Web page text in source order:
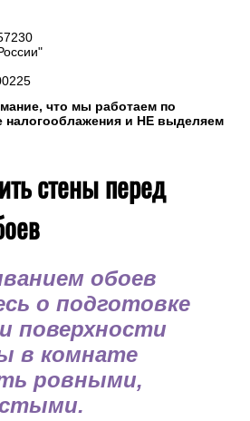
что мы работаем по
налогооблажения и НЕ выделяем
стены перед
обоев
о подготовке
поверхности
в комнате
ровными,